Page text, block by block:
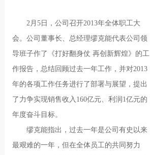
2月5日，公司召开2013年全体职工大
会。公司董事长、总经理缪克能代表公司领
导班子作了《打好翻身仗 再创新辉煌》的工
作报告，总结回顾过去一年工作，并对2013
年的各项工作任务进行了部署与展望，提出
了力争实现销售收入160亿元、利润1亿元的
年度奋斗目标。
缪克能指出，过去一年是公司有史以来
最艰难的一年，但在全体员工的共同努力